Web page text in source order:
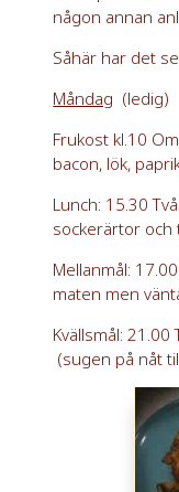
någon annan
Såhär har det
Måndag (ledig)
Frukost kl.10
bacon, lök,
Lunch: 15.30
sockerärtor och
Mellanmål:
maten men
Kvällsmål:
(sugen på nåt